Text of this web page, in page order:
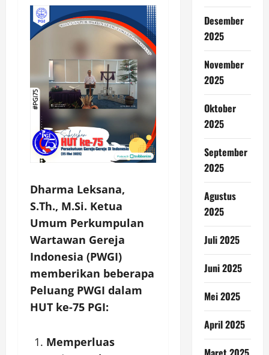
Dharma Leksana,
S.Th., M.Si. Ketua
Umum Perkumpulan
Wartawan Gereja
Indonesia (PWGI)
memberikan beberapa
Peluang PWGI dalam
HUT ke-75 PGI:
Memperluas
Desember
2025
November
2025
Oktober
2025
September
2025
Agustus
2025
Juli 2025
Juni 2025
Mei 2025
April 2025